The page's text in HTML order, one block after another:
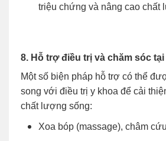
triệu chứng và nâng cao chất
8. Hỗ trợ điều trị và chăm sóc
Một số biện pháp hỗ trợ có thể
song với điều trị y khoa để cải
chất lượng sống:
Xoa bóp (massage), châm